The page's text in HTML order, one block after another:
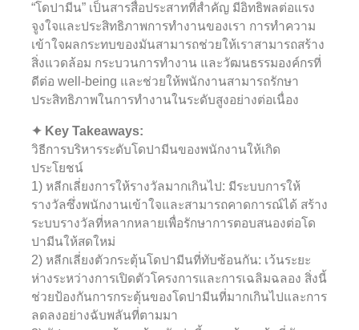
“โดปามีน” เป็นสารสื่อประสาทที่สำคัญ มีอิทธิพลต่อแรง
จูงใจและประสิทธิภาพการทำงานของเรา การทำความ
เข้าใจผลกระทบของมันสามารถช่วยให้เราสามารถสร้าง
สิ่งแวดล้อม กระบวนการทำงาน และวัฒนธรรมองค์กรที่
ดีต่อ well-being และช่วยให้พนักงานสามารถรักษา
ประสิทธิภาพในการทำงานในระดับสูงอย่างต่อเนื่อง
✦ Key Takeaways:
วิธีการบริหารระดับโดปามีนของพนักงานให้เกิด
ประโยชน์
1) หลีกเลี่ยงการให้รางวัลมากเกินไป: มีระบบการให้
รางวัลซึ่งพนักงานเข้าใจและสามารถคาดการณ์ได้ สร้าง
ระบบรางวัลที่หลากหลายเพื่อรักษาการตอบสนองต่อโด
ปามีนให้สดใหม่
2) หลีกเลี่ยงตัวกระตุ้นโดปามีนที่ทับซ้อนกัน: เว้นระยะ
ห่างระหว่างการเปิดตัวโครงการและการเฉลิมฉลอง สิ่งนี้
ช่วยป้องกันการกระตุ้นของโดปามีนที่มากเกินไปและการ
ลดลงอย่างฉับพลันที่ตามมา